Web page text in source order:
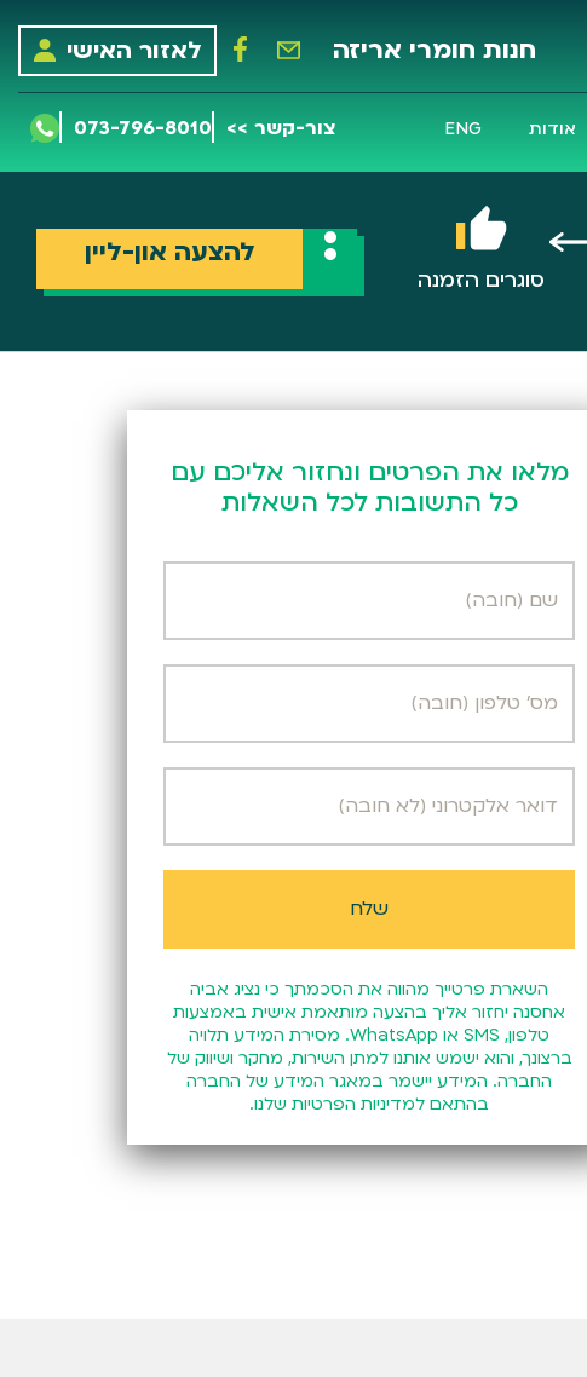
חנות חומרי אריזה לאזור האישי
אודות ENG צור-קשר >> 073-796-8010
סוגרים הזמנה
להצעה און-ליין
מלאו את הפרטים ונחזור אליכם עם
כל התשובות לכל השאלות
השארת פרטייך מהווה את הסכמתך כי נציג אביה
אחסנה יחזור אליך בהצעה מותאמת אישית באמצעות
טלפון, SMS או WhatsApp. מסירת המידע תלויה
ברצונך, והוא ישמש אותנו למתן השירות, מחקר ושיווק של
החברה. המידע יישמר במאגר המידע של החברה
בהתאם למדיניות הפרטיות שלנו.